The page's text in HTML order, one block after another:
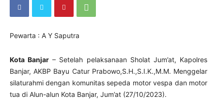
Pewarta : A Y Saputra
Kota Banjar – Setelah pelaksanaan Sholat Jum’at, Kapolres
Banjar, AKBP Bayu Catur Prabowo,S.H.,S.I.K.,M.M. Menggelar
silaturahmi dengan komunitas sepeda motor vespa dan motor
tua di Alun-alun Kota Banjar, Jum’at (27/10/2023).